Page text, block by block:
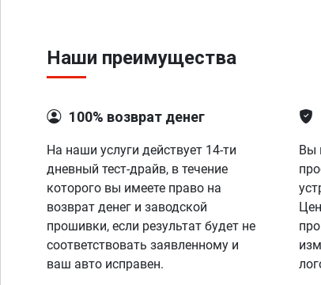
Наши преимущества
100% возврат денег
На наши услуги действует 14-ти
дневный тест-драйв, в течение
которого вы имеете право на
возврат денег и заводской
прошивки, если результат будет не
соответствовать заявленному и
ваш авто исправен.
Вы